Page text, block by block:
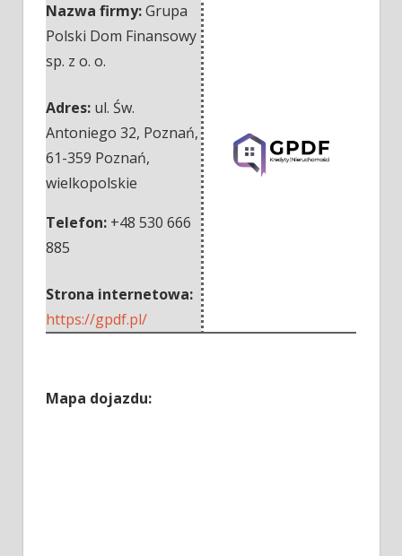
Nazwa firmy:Grupa
Polski Dom Finansowy
sp. z o. o.
Adres: ul. Św.
Antoniego 32, Poznań,
61-359 Poznań,
wielkopolskie
Telefon: +48 530 666
885
Strona internetowa:
https://gpdf.pl/
Mapa dojazdu: